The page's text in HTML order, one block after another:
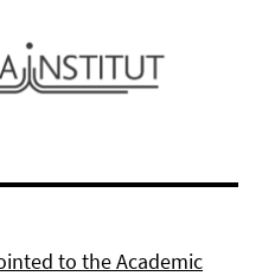
to the Academic